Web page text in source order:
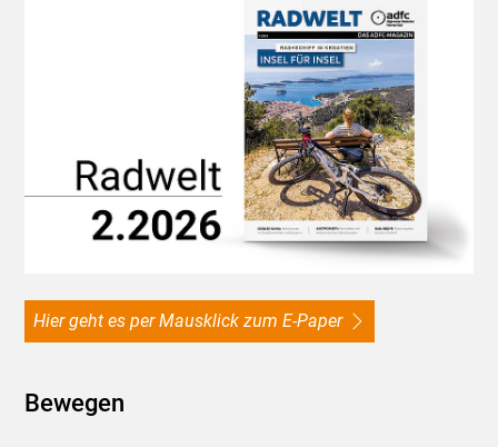
Hier geht es per Mausklick zum E-Paper
Bewegen